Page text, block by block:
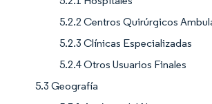
5.2.2 Centros Quirúrgicos
5.2.3 Clínicas Especializadas
5.2.4 Otros Usuarios Finales
5.3 Geografía